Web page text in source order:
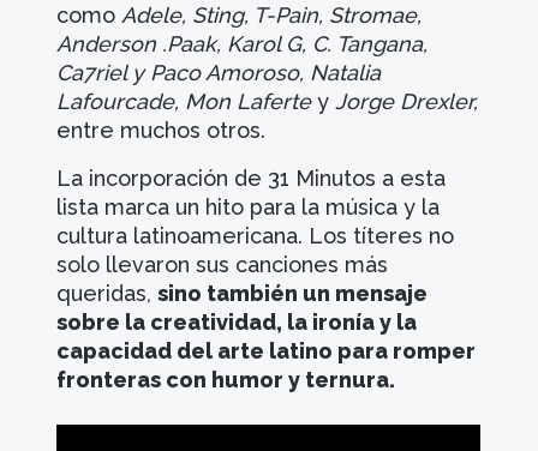
como Adele, Sting, T-Pain, Stromae,
Anderson .Paak, Karol G, C. Tangana,
Ca7riel y Paco Amoroso, Natalia
Lafourcade, Mon LaferteyJorge Drexler,
entre muchos otros.
La incorporación de 31 Minutos a esta
lista marca un hito para la música y la
cultura latinoamericana. Los títeres no
solo llevaron sus canciones más
queridas,sino también un mensaje
sobre la creatividad, la ironía y la
capacidad del arte latino para romper
fronteras con humor y ternura.